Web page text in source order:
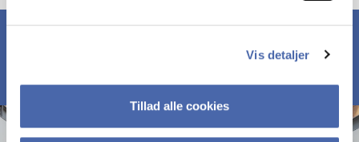
Vis detaljer
Tillad alle cookies